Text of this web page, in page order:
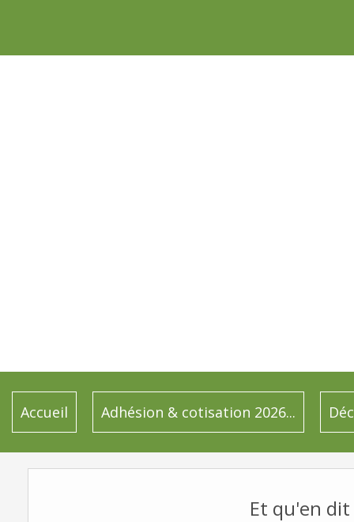
Accueil Adhésion & cotisation 2026...
Et qu'en dit